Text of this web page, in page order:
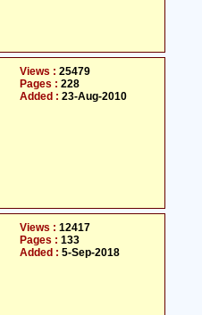
Views : 25479
Pages : 228
Added : 23-Aug-2010
Views : 12417
Pages : 133
Added : 5-Sep-2018